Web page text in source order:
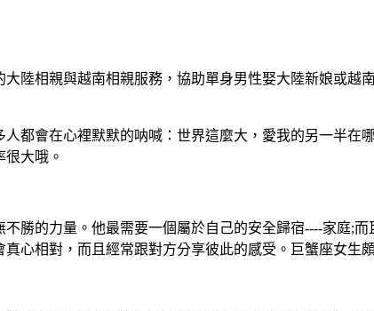
大陸相親與越南相親服務，協助單身男性娶大陸新娘或
都會在心裡默默的呐喊：世界這麼大，愛我的另一半
大哦。
勝的力量。他最需要一個屬於自己的安全歸宿----家庭;
心相對，而且經常跟對方分享彼此的感受。巨蟹座女生